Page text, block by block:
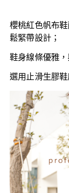
櫻桃紅色帆布
鬆緊帶設計 ；
鞋身線條優雅
選用止滑生膠鞋